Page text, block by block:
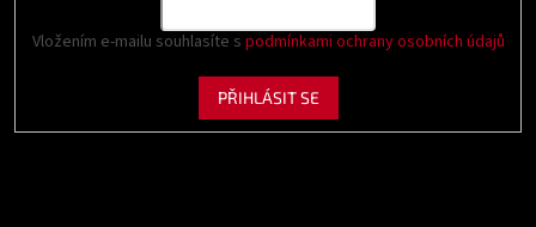
Vložením e-mailu souhlasíte s podmínkami ochrany osobních údajů
PŘIHLÁSIT SE